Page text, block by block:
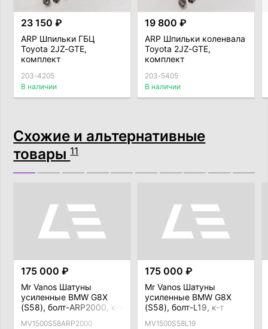
23 150 ₽
ARP Шпильки ГБЦ
Toyota 2JZ-GTE,
комплект
203-4205
В наличии
19 800 ₽
ARP Шпильки коленвала
Toyota 2JZ-GTE,
комплект
203-5405
В наличии
Схожие и альтернативные
товары11
175 000 ₽
Mr Vanos Шатуны
усиленные BMW G8X
(S58), болт-ARP2000, к-т
MV1500S58ARP2000
175 000 ₽
Mr Vanos Шатуны
усиленные BMW G8X
(S58), болт-L19, к-т
MV1500S58L19